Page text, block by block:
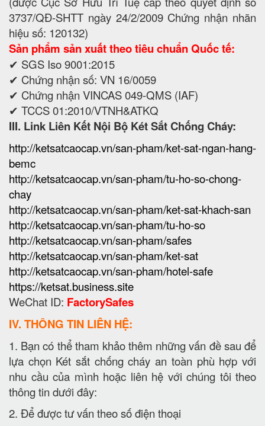
3737/QĐ-SHTT ngày 24/2/2009 Chứng nhận nhãn
hiệu số: 120132)
Sản phẩm sản xuất theo tiêu chuẩn Quốc tế:
✔ SGS Iso 9001:2015
✔ Chứng nhận số: VN 16/0059
✔ Chứng nhận VINCAS 049-QMS (IAF)
✔ TCCS 01:2010/VTNH&ATKQ
III. Link Liên Kết Nội Bộ Két Sắt Chống Cháy:
http://ketsatcaocap.vn/san-pham/ket-sat-ngan-hang-
bemc
http://ketsatcaocap.vn/san-pham/tu-ho-so-chong-
chay
http://ketsatcaocap.vn/san-pham/ket-sat-khach-san
http://ketsatcaocap.vn/san-pham/tu-ho-so
http://ketsatcaocap.vn/san-pham/safes
http://ketsatcaocap.vn/san-pham/ket-sat
http://ketsatcaocap.vn/san-pham/hotel-safe
https://ketsat.business.site
WeChat ID: FactorySafes
IV. THÔNG TIN LIÊN HỆ:
1. Bạn có thể tham khảo thêm những vấn đề sau để
lựa chọn Két sắt chống cháy an toàn phù hợp với
nhu cầu của mình hoặc liên hệ với chúng tôi theo
thông tin dưới đây:
2. Để được tư vấn theo số điện thoại